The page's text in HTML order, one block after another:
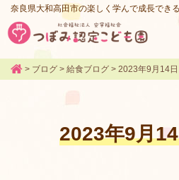
奈良県大和高田市の楽しく学んで成長でき
> ブログ > 給食ブログ > 2023年9月14日
2023年9月